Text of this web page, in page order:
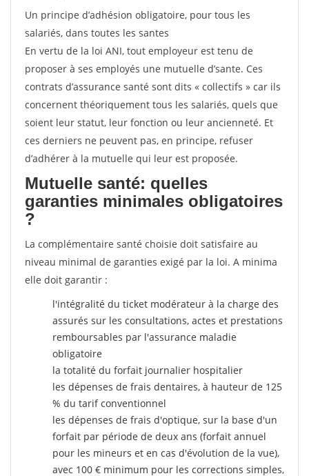
Un principe d’adhésion obligatoire, pour tous les
salariés, dans toutes les santes
En vertu de la loi ANI, tout employeur est tenu de
proposer à ses employés une mutuelle d’sante. Ces
contrats d’assurance santé sont dits « collectifs » car ils
concernent théoriquement tous les salariés, quels que
soient leur statut, leur fonction ou leur ancienneté. Et
ces derniers ne peuvent pas, en principe, refuser
d’adhérer à la mutuelle qui leur est proposée.
Mutuelle santé: quelles
garanties minimales obligatoires
?
La complémentaire santé choisie doit satisfaire au
niveau minimal de garanties exigé par la loi. A minima
elle doit garantir :
l'intégralité du ticket modérateur à la charge des
assurés sur les consultations, actes et prestations
remboursables par l'assurance maladie
obligatoire
la totalité du forfait journalier hospitalier
les dépenses de frais dentaires, à hauteur de 125
% du tarif conventionnel
les dépenses de frais d'optique, sur la base d'un
forfait par période de deux ans (forfait annuel
pour les mineurs et en cas d'évolution de la vue),
avec 100 € minimum pour les corrections simples,